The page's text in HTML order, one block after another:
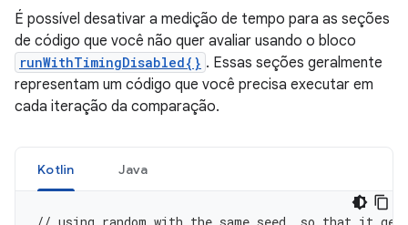
É possível desativar a medição de tempo para as seções
de código que você não quer avaliar usando o bloco
runWithTimingDisabled{} . Essas seções geralmente
representam um código que você precisa executar em
cada iteração da comparação.
Kotlin Java